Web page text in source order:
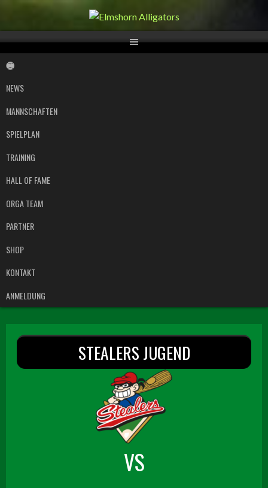
Springe
Inhalt
NEWS
MANNSCHAFTEN
SPIELPLAN
TRAINING
HALL OF FAME
ORGA TEAM
PARTNER
SHOP
KONTAKT
ANMELDUNG
STEALERS JUGEND
VS